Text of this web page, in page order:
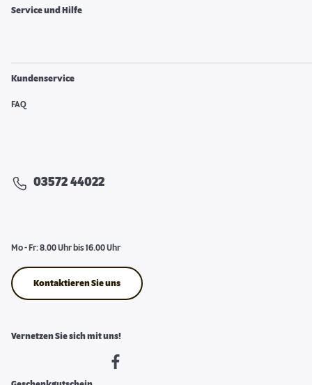
Service und Hilfe
Kundenservice
FAQ
03572 44022
Mo - Fr: 8.00 Uhr bis 16.00 Uhr
Kontaktieren Sie uns
Vernetzen Sie sich mit uns!